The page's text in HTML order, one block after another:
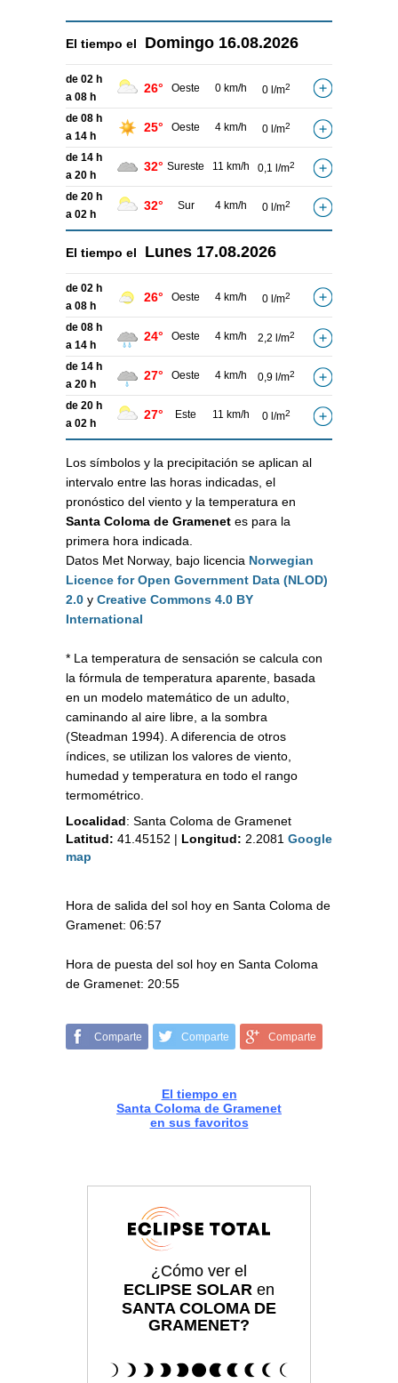
El tiempo el Domingo 16.08.2026
de 02 h
a 08 h
26° Oeste 0 km/h 0 l/m2
de 08 h
a 14 h
25° Oeste 4 km/h 0 l/m2
de 14 h
a 20 h
32° Sureste 11 km/h 0,1 l/m2
de 20 h
a 02 h
32° Sur 4 km/h 0 l/m2
El tiempo el Lunes 17.08.2026
de 02 h
a 08 h
26° Oeste 4 km/h 0 l/m2
de 08 h
a 14 h
24° Oeste 4 km/h 2,2 l/m2
de 14 h
a 20 h
27° Oeste 4 km/h 0,9 l/m2
de 20 h
a 02 h
27° Este 11 km/h 0 l/m2
Los símbolos y la precipitación se aplican al
intervalo entre las horas indicadas, el
pronóstico del viento y la temperatura en
Santa Coloma de Gramenet es para la
primera hora indicada.
Datos Met Norway, bajo licencia Norwegian
Licence for Open Government Data (NLOD)
2.0 y Creative Commons 4.0 BY
International
* La temperatura de sensación se calcula con
la fórmula de temperatura aparente, basada
en un modelo matemático de un adulto,
caminando al aire libre, a la sombra
(Steadman 1994). A diferencia de otros
índices, se utilizan los valores de viento,
humedad y temperatura en todo el rango
termométrico.
Localidad: Santa Coloma de Gramenet
Latitud: 41.45152 | Longitud: 2.2081 Google
map
Hora de salida del sol hoy en Santa Coloma de
Gramenet: 06:57
Hora de puesta del sol hoy en Santa Coloma
de Gramenet: 20:55
Comparte Comparte Comparte
El tiempo en
Santa Coloma de Gramenet
en sus favoritos
¿Cómo ver el
ECLIPSE SOLAR en
SANTA COLOMA DE
GRAMENET?